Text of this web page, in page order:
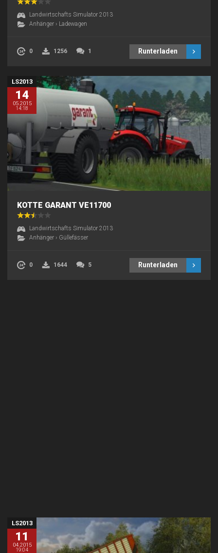
Landwirtschafts Simulator 2013
Anhänger › Ladewagen
0 1256 1 Runterladen
LS2013
14
05.2015
14:18
KOTTE GARANT VE11700
Landwirtschafts Simulator 2013
Anhänger › Güllefässer
0 1644 5 Runterladen
LS2013
11
04.2015
19:04